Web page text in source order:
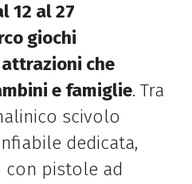
12 al 27
giochi
che
e famiglie. Tra
scivolo
dedicata,
con pistole ad